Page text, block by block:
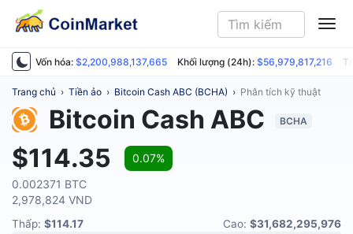
Vốn hóa: $2,200,988,137,665 Khối lượng (24h): $56,979,817,216
Trang chủ › Tiền ảo › Bitcoin Cash ABC (BCHA) › Phân tích kỹ thuật
Bitcoin Cash ABC BCHA
$114.35
0.07%
0.002371 BTC
2,978,824 VND
Thấp: $114.17 Cao: $31,682,295,976